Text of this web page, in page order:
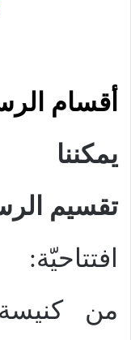
أقسام
يمكننا
تقسيم
افتتاحيّة:
من